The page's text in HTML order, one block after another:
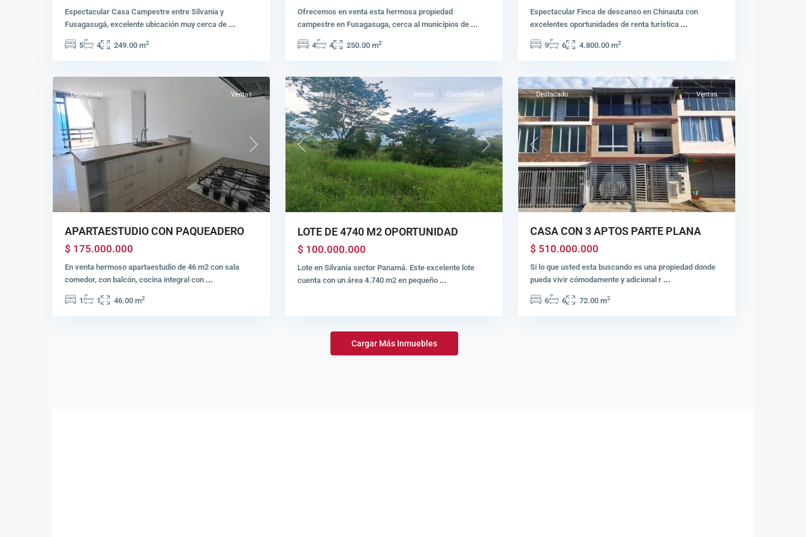
Espectacular Casa Campestre entre Silvania y
Fusagasugá, excelente ubicación muy cerca de ...
5 4 249.00 m2
Ofrecemos en venta esta hermosa propiedad
campestre en Fusagasuga, cerca al municipios de ...
4 4 250.00 m2
Espectacular Finca de descanso en Chinauta con
excelentes oportunidades de renta turística ...
9 6 4.800.00 m2
Centro
Previous Next
Destacado Ventas
APARTAESTUDIO CON PAQUEADERO
$ 175.000.000
En venta hermoso apartaestudio de 46 m2 con sala
comedor, con balcón, cocina integral con ...
1 1 46.00 m2
Silvania
Rural
Previous Next
Destacado Ventas Oportunidad!
LOTE DE 4740 M2 OPORTUNIDAD
$ 100.000.000
Lote en Silvania sector Panamá. Este excelente lote
cuenta con un área 4.740 m2 en pequeño ...
Pampa
-
Parte
plana
,
Previous Next
Destacado Ventas
CASA CON 3 APTOS PARTE PLANA
$ 510.000.000
Si lo que usted esta buscando es una propiedad donde
pueda vivir cómodamente y adicional r ...
6 6 72.00 m2
Cargar Más Inmuebles